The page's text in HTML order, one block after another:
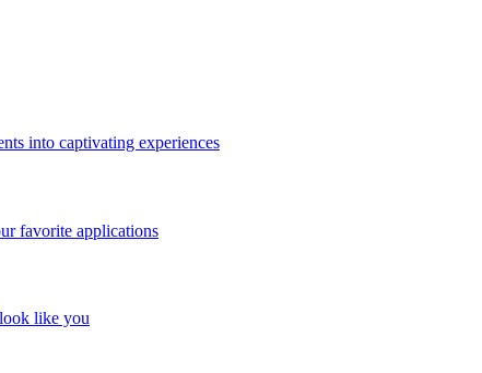
into captivating experiences
favorite applications
like you